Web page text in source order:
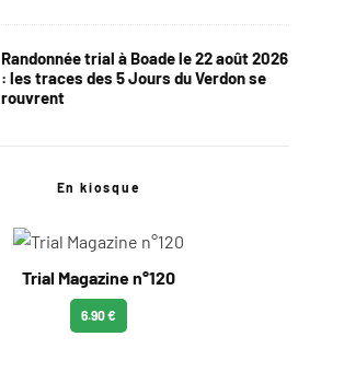
Randonnée trial à Boade le 22 août 2026
: les traces des 5 Jours du Verdon se
rouvrent
En kiosque
Trial Magazine n°120
6.90 €